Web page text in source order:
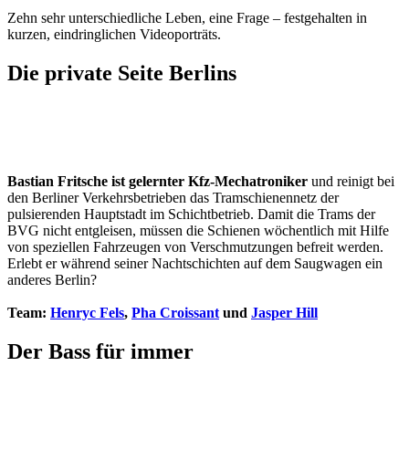
Zehn sehr unterschiedliche Leben, eine Frage – festgehalten in
kurzen, eindringlichen Videoporträts.
Die private Seite Berlins
Bastian Fritsche ist gelernter Kfz-Mechatroniker und reinigt bei
den Berliner Verkehrsbetrieben das Tramschienennetz der
pulsierenden Hauptstadt im Schichtbetrieb. Damit die Trams der
BVG nicht entgleisen, müssen die Schienen wöchentlich mit Hilfe
von speziellen Fahrzeugen von Verschmutzungen befreit werden.
Erlebt er während seiner Nachtschichten auf dem Saugwagen ein
anderes Berlin?
Team: Henryc Fels, Pha Croissant und Jasper Hill
Der Bass für immer